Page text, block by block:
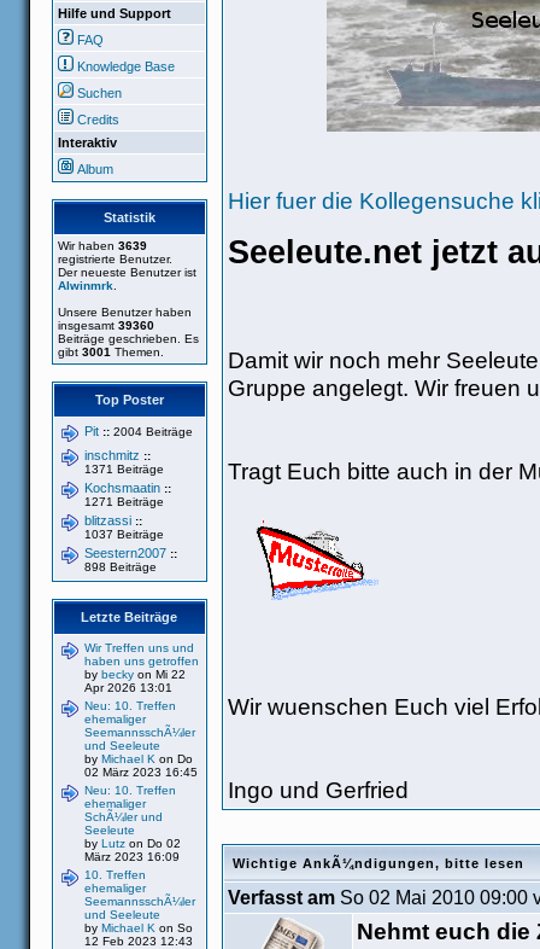
Hilfe und Support
FAQ
Knowledge Base
Suchen
Credits
Interaktiv
Album
Statistik
Wir haben 3639
registrierte Benutzer.
Der neueste Benutzer ist
Alwinmrk
Unsere Benutzer haben
insgesamt 39360
Beiträge geschrieben. Es
gibt 3001 Themen.
Top Poster
Pit :: 2004 Beiträge
inschmitz ::
1371 Beiträge
Kochsmaatin ::
1271 Beiträge
blitzassi ::
1037 Beiträge
Seestern2007 ::
898 Beiträge
Letzte Beiträge
Wir Treffen uns und
haben uns getroffen
by becky on Mi 22
Apr 2026 13:01
Neu: 10. Treffen
ehemaliger
SeemannsschÃ¼ler
und Seeleute
by Michael K on Do
02 März 2023 16:45
Neu: 10. Treffen
ehemaliger
SchÃ¼ler und
Seeleute
by Lutz on Do 02
März 2023 16:09
10. Treffen
ehemaliger
SeemannsschÃ¼ler
und Seeleute
by Michael K on So
12 Feb 2023 12:43
Hier fuer die Kollegensuche
Seeleute.net jetzt
Damit wir noch mehr
Gruppe angelegt. Wir freuen
Tragt Euch bitte auch in der
Wir wuenschen Euch viel
Ingo und Gerfried
Wichtige AnkÃ¼ndigungen, bitte lesen
Verfasst am So 02 Mai 2010 09:00
Nehmt euch die